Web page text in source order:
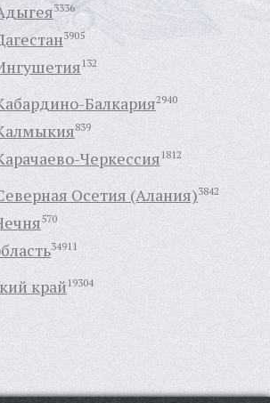
3336
3905
132
Балкария2940
839
Черкессия1812
Осетия (Алания)3842
570
34911
край19304